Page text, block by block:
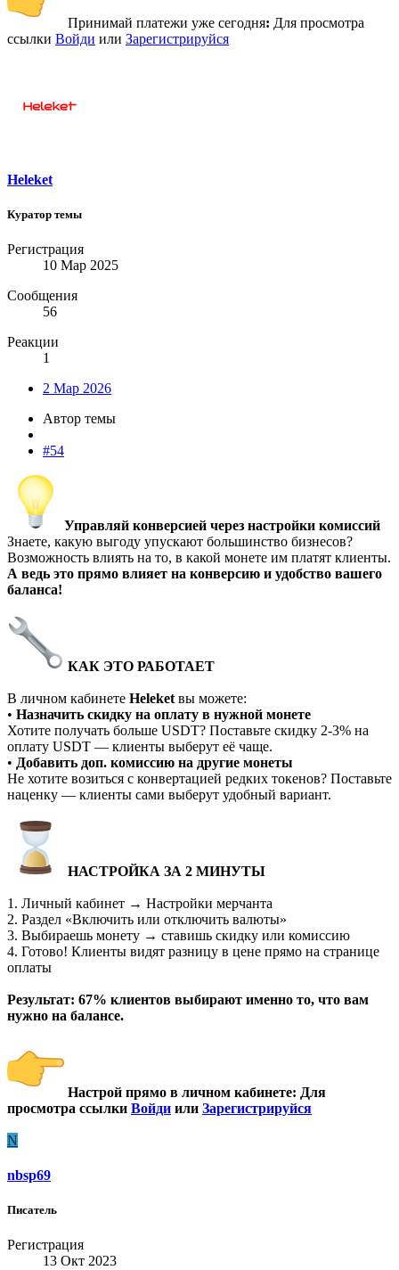
Принимай платежи уже сегодня: Для просмотра
ссылки Войди или Зарегистрируйся
Heleket
Куратор темы
Регистрация
10 Мар 2025
Сообщения
56
Реакции
1
2 Мар 2026
Автор темы
#54
Управляй конверсией через настройки комиссий
Знаете, какую выгоду упускают большинство бизнесов?
Возможность влиять на то, в какой монете им платят клиенты.
А ведь это прямо влияет на конверсию и удобство вашего
баланса!
КАК ЭТО РАБОТАЕТ
В личном кабинете Heleket вы можете:
• Назначить скидку на оплату в нужной монете
Хотите получать больше USDT? Поставьте скидку 2-3% на
оплату USDT — клиенты выберут её чаще.
• Добавить доп. комиссию на другие монеты
Не хотите возиться с конвертацией редких токенов? Поставьте
наценку — клиенты сами выберут удобный вариант.
НАСТРОЙКА ЗА 2 МИНУТЫ
1. Личный кабинет → Настройки мерчанта
2. Раздел «Включить или отключить валюты»
3. Выбираешь монету → ставишь скидку или комиссию
4. Готово! Клиенты видят разницу в цене прямо на странице
оплаты
Результат: 67% клиентов выбирают именно то, что вам
нужно на балансе.
Настрой прямо в личном кабинете: Для
просмотра ссылки Войди или Зарегистрируйся
N
nbsp69
Писатель
Регистрация
13 Окт 2023